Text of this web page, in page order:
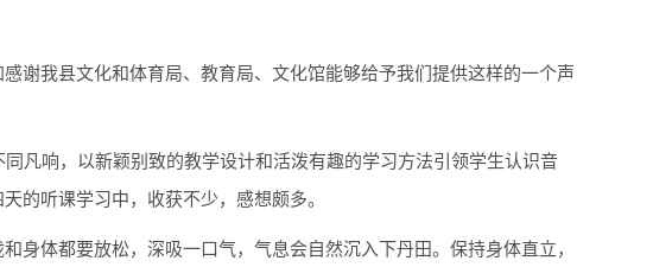
谢我县文化和体育局、教育局、文化馆能够给予我们提供这样的一个声
凡响，以新颖别致的教学设计和活泼有趣的学习方法引领学生认识音
的听课学习中，收获不少，感想颇多。
身体都要放松，深吸一口气，气息会自然沉入下丹田。保持身体直立，